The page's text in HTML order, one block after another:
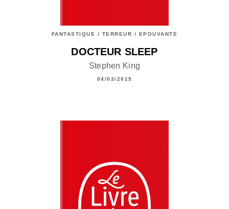
FANTASTIQUE / TERREUR / EPOUVANTE
DOCTEUR SLEEP
Stephen King
04/03/2015